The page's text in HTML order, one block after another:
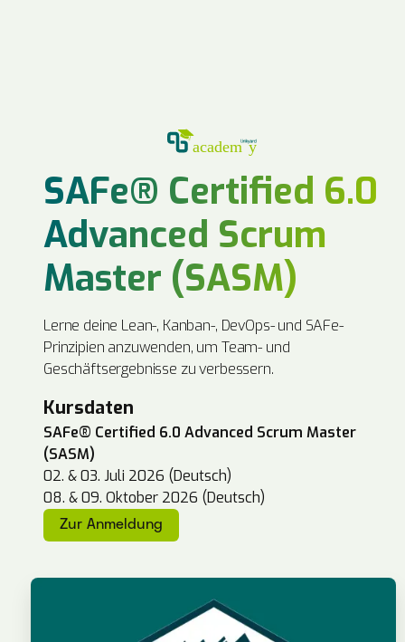
SAFe® Certified 6.0
Advanced Scrum
Master (SASM)
Lerne deine Lean-, Kanban-, DevOps- und SAFe-
Prinzipien anzuwenden, um Team- und
Geschäftsergebnisse zu verbessern.
Kursdaten
SAFe® Certified 6.0 Advanced Scrum Master
(SASM)
02. & 03. Juli 2026 (Deutsch)
08. & 09. Oktober 2026 (Deutsch)
Zur Anmeldung